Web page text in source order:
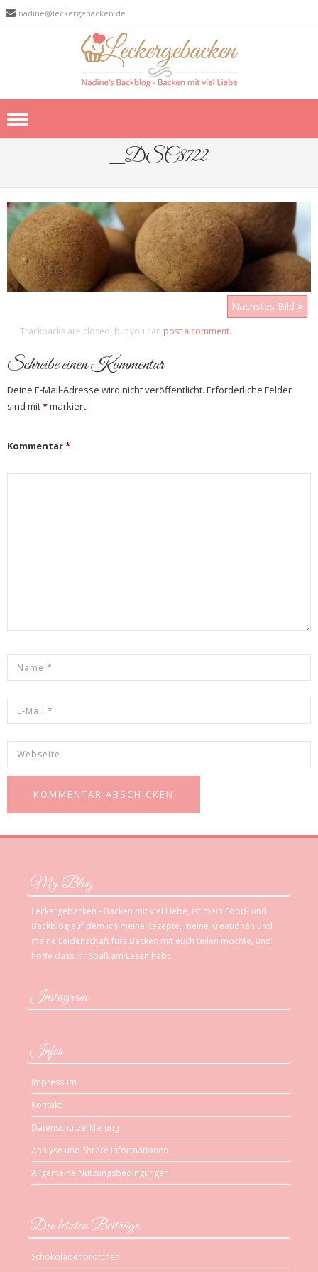
nadine@leckergebacken.de
_DSC8722
Nächstes Bild
Trackbacks are closed, but you can post a comment.
Schreibe einen Kommentar
Deine E-Mail-Adresse wird nicht veröffentlicht. Erforderliche Felder
sind mit*markiert
Kommentar*
My Blog
Leckergebacken - Backen mit viel Liebe, ist mein Food- und
Backblog auf dem ich meine Rezepte, meine Kreationen und
meine Leidenschaft fürs Backen mit euch teilen möchte, und
hoffe dass ihr Spaß am Lesen habt.
Instagram
Infos
Impressum
Kontakt
Datenschutzerklärung
Analyse und Shrare Informationen
Allgemeine Nutzungsbedingungen
Die letzten Beiträge
Schokoladenbrötchen